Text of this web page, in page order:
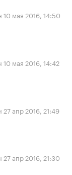
10 мая 2016, 14:50
10 мая 2016, 14:42
27 апр 2016, 21:49
27 апр 2016, 21:30